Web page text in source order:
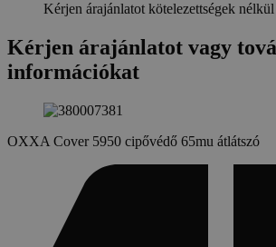
Kérjen árajánlatot kötelezettségek nélkül
Kérjen árajánlatot vagy
információkat
OXXA Cover 5950 cipővédő 65mu átlátszó